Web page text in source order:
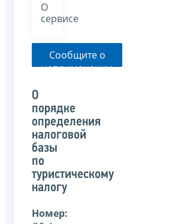
О
сервисе
Сообщите о
неприменении
указанного
письма
О
порядке
определения
налоговой
базы
по
туристическому
налогу
Номер: